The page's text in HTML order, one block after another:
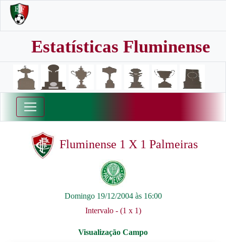
Estatísticas Fluminense
Fluminense 1 X 1 Palmeiras
Domingo 19/12/2004 às 16:00
Intervalo - (1 x 1)